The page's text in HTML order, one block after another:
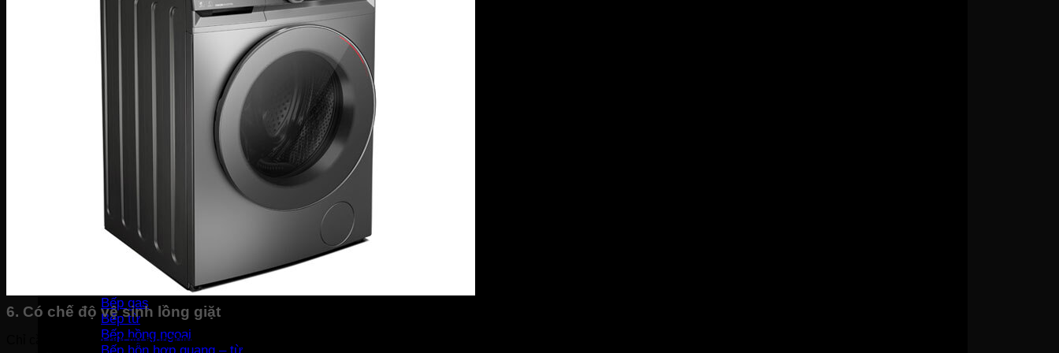
Bàn là khô
Bàn là hơi nước
Bàn là cây
Máy sấy tóc
Máy hút bụi
Máy tạo ẩm
Thiết bị bếp
Hút mùi
Lò vi sóng
Lò nướng
Máy rửa bát
Bộ nồi
Nồi chiên không dầu
Nồi cơm-Bếp
Nồi cơm điện
Máy lọc không khí
Bếp gas
Bếp từ
Bếp hồng ngoại
Bếp hỗn hợp quang – từ
6. Có chế độ vệ sinh lồng giặt
Chỉ cần nhấn vào nút vệ sinh lồng giặt máy sẽ tự động làm sạch lồng giặt, đánh bay những vết bẩn bám trên lồng giặt